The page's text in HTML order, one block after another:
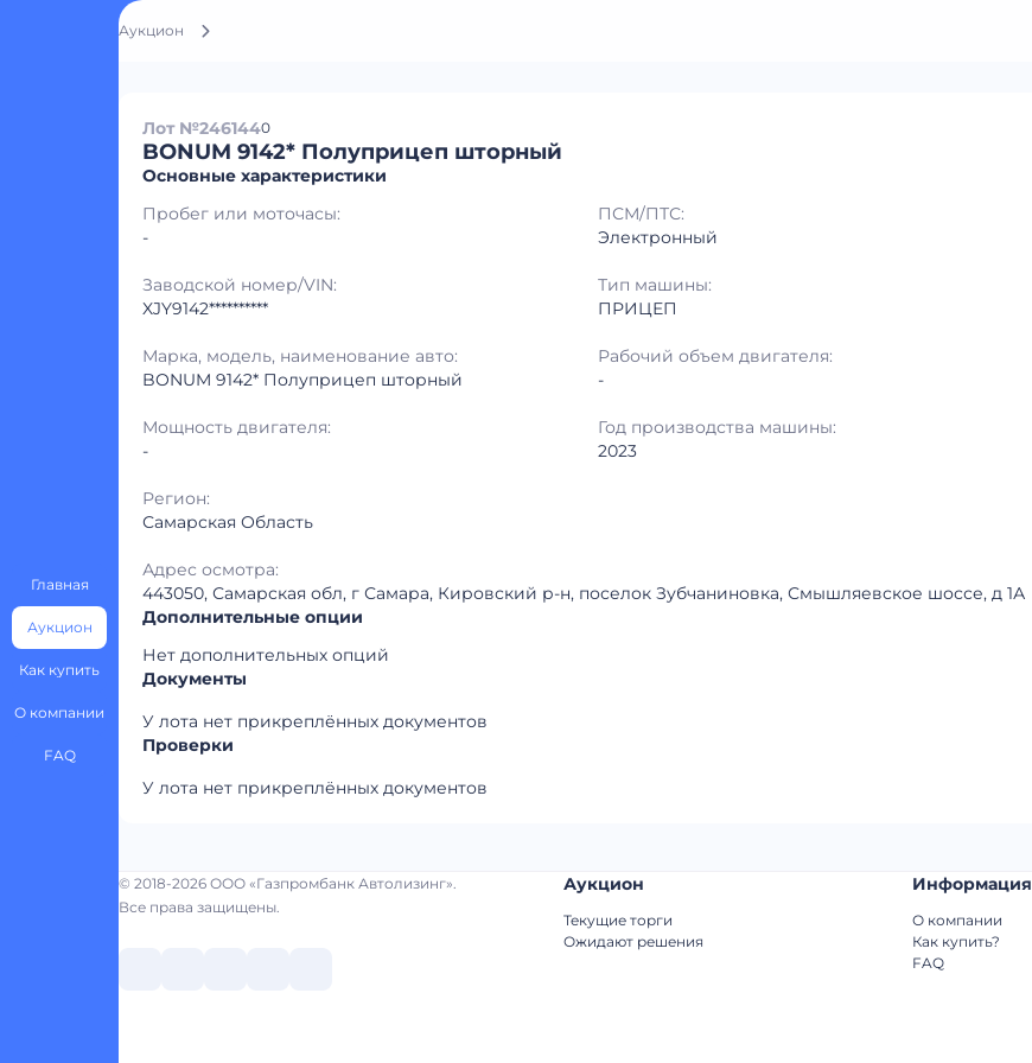
Главная
Аукцион
Как купить
О компании
FAQ
Аукцион
Лот №2461440
BONUM 9142* Полуприцеп шторный
Основные характеристики
Пробег или моточасы:
-
ПСМ/ПТС:
Электронный
Заводской номер/VIN:
XJY9142**********
Тип машины:
ПРИЦЕП
Марка, модель, наименование авто:
BONUM 9142* Полуприцеп шторный
Рабочий объем двигателя:
-
Мощность двигателя:
-
Год производства машины:
2023
Регион:
Самарская Область
Адрес осмотра:
443050, Самарская обл, г Самара, Кировский р-н, поселок Зубчаниновка, Смышляевское шоссе, д 1А
Дополнительные опции
Нет дополнительных опций
Документы
У лота нет прикреплённых документов
Проверки
У лота нет прикреплённых документов
© 2018-2026 ООО «Газпромбанк Автолизинг».
Все права защищены.
Аукцион
Текущие торги
Ожидают решения
Информация
О компании
Как купить?
FAQ